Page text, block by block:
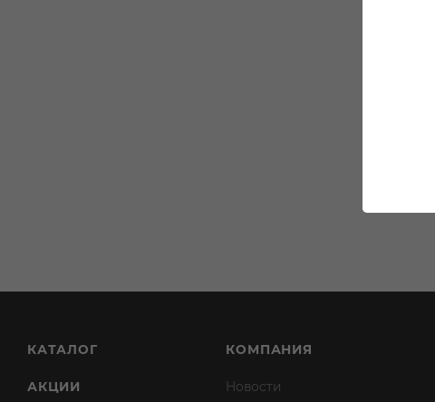
КАТАЛОГ
АКЦИИ
КОМПАНИЯ
Новости